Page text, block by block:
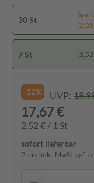
30 St
(2,05
7 St (2,52
-12% UVP:
17,67 €
2,52 € / 1 St
sofort lieferbar
Preise inkl. MwSt. ggf.